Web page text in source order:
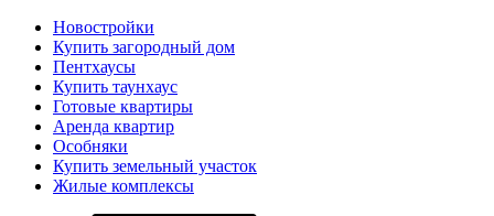
Новостройки
Купить загородный дом
Пентхаусы
Купить таунхаус
Готовые квартиры
Аренда квартир
Особняки
Купить земельный участок
Жилые комплексы